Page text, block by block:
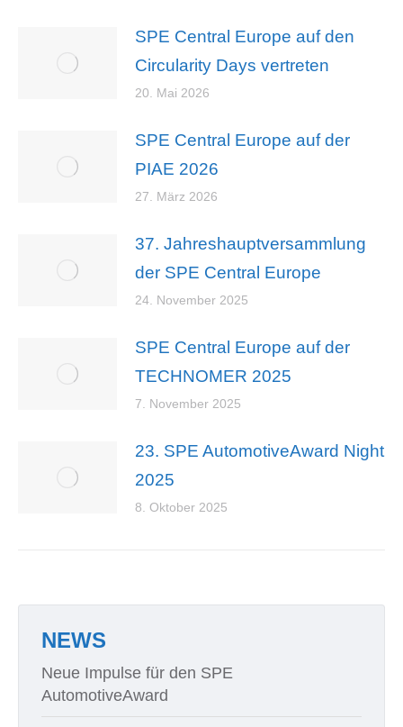
SPE Central Europe auf den
Circularity Days vertreten
20. Mai 2026
SPE Central Europe auf der
PIAE 2026
27. März 2026
37. Jahreshauptversammlung
der SPE Central Europe
24. November 2025
SPE Central Europe auf der
TECHNOMER 2025
7. November 2025
23. SPE AutomotiveAward Night
2025
8. Oktober 2025
NEWS
Neue Impulse für den SPE
AutomotiveAward